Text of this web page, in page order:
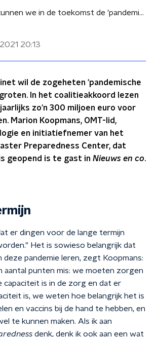
Hoe kunnen we in de toekomst de 'pandemische paraatheid' vergroten?
20:13
wil de zogeheten 'pandemische
In het coalitieakkoord lezen
zo'n 300 miljoen euro voor
Marion Koopmans, OMT-lid,
en initiatiefnemer van het
Preparedness Center, dat
geopend is te gast in Nieuws en co.
er dingen voor de lange termijn
Het is sowieso belangrijk dat
deze pandemie leren, zegt Koopmans:
aantal punten mis: we moeten zorgen
capaciteit is in de zorg en dat er
is, we weten hoe belangrijk het is
en vaccins bij de hand te hebben, en
te kunnen maken. Als ik aan
denk, denk ik ook aan een wat